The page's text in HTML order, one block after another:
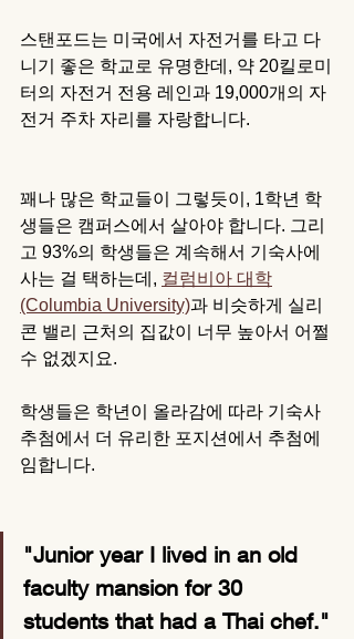
스탠포드는 미국에서 자전거를 타고 다
니기 좋은 학교로 유명한데, 약 20킬로미
터의 자전거 전용 레인과 19,000개의 자
전거 주차 자리를 자랑합니다.
꽤나 많은 학교들이 그렇듯이, 1학년 학
생들은 캠퍼스에서 살아야 합니다. 그리
고 93%의 학생들은 계속해서 기숙사에
사는 걸 택하는데, 컬럼비아 대학
(Columbia University)과 비슷하게 실리
콘 밸리 근처의 집값이 너무 높아서 어쩔
수 없겠지요.
학생들은 학년이 올라감에 따라 기숙사
추첨에서 더 유리한 포지션에서 추첨에
임합니다.
"Junior year I lived in an old
faculty mansion for 30
students that had a Thai chef."